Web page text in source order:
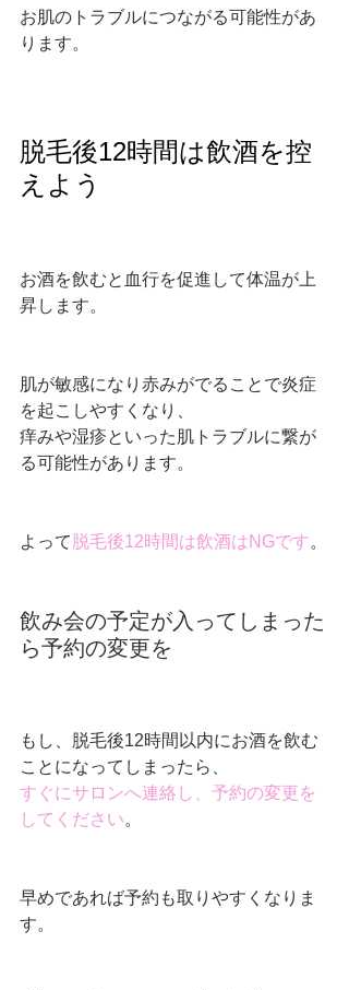
お肌のトラブルにつながる可能性があ
ります。
脱毛後12時間は飲酒を控
えよう
お酒を飲むと血行を促進して体温が上
昇します。
肌が敏感になり赤みがでることで炎症
を起こしやすくなり、
痒みや湿疹といった肌トラブルに繋が
る可能性があります。
よって 脱毛後12時間は飲酒はNGです。
飲み会の予定が入ってしまった
ら予約の変更を
もし、脱毛後12時間以内にお酒を飲む
ことになってしまったら、
すぐにサロンへ連絡し、予約の変更を
してください。
早めであれば予約も取りやすくなりま
す。